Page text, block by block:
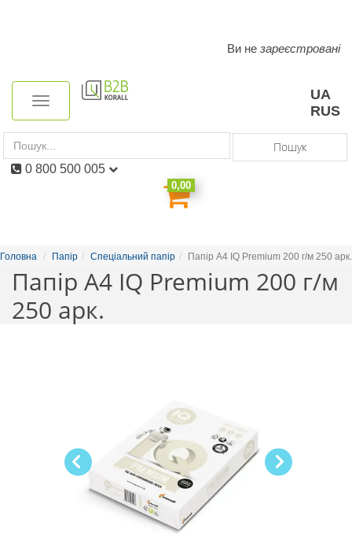
navigation
Toggle
UA
RUS
Пошук
0,00
Ви не зареєстровані
0 800 500 005
Головна Папір Спеціальний папір Папір А4 IQ Premium 200 г/м 250 арк.
Папір А4 IQ Premium 200 г/м
250 арк.